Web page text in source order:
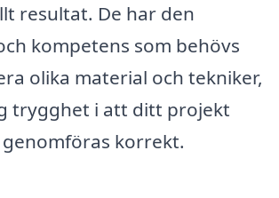
resultat. De har den
kompetens som behövs
olika material och tekniker,
trygghet i att ditt projekt
korrekt.